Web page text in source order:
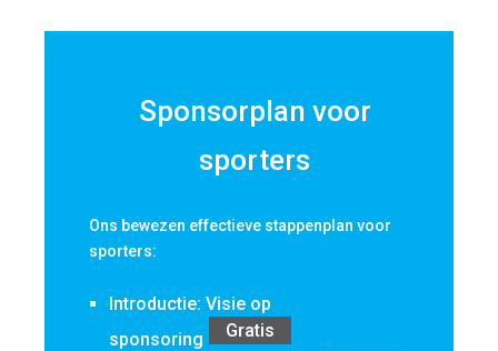
Sponsorplan voor
sporters
Ons bewezen effectieve stappenplan voor
sporters:
Introductie: Visie op
sponsoring
Gratis